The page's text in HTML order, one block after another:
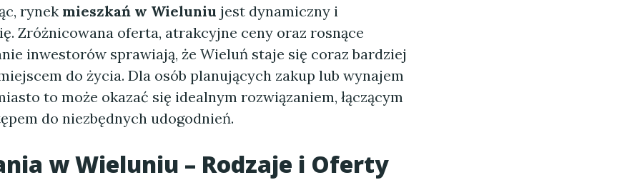
rynek mieszkań w Wieluniu jest dynamiczny i
Zróżnicowana oferta, atrakcyjne ceny oraz rosnące
inwestorów sprawiają, że Wieluń staje się coraz bardziej
do życia. Dla osób planujących zakup lub wynajem
to może okazać się idealnym rozwiązaniem, łączącym
do niezbędnych udogodnień.
w Wieluniu – Rodzaje i Oferty